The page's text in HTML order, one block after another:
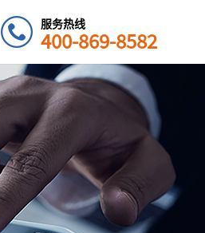
服务热线
400-869-8582